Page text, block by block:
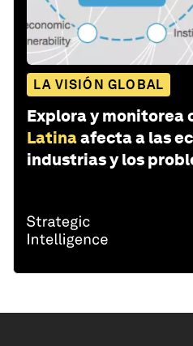
LA VISIÓN GLOBAL
Explora y monitorea
Latinaafecta a las
industrias y los